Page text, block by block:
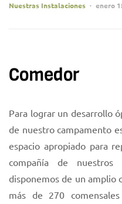
Nuestras Instalaciones enero
Comedor
Para lograr un desarrollo
de nuestro campamento
espacio apropiado para
compañía de
disponemos de un amplio
más de 270